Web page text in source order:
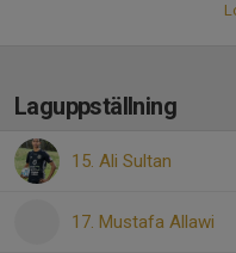
Laguppställning
15. Ali Sultan
17. Mustafa Allawi